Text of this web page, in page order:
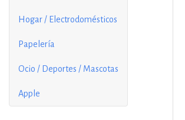
Hogar / Electrodomésticos
Papelería
Ocio / Deportes / Mascotas
Apple